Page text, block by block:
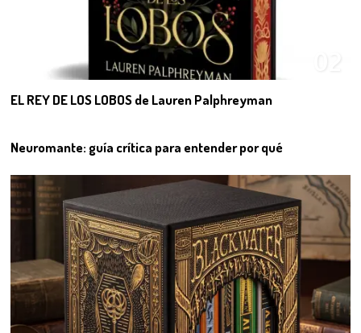
EL REY DE LOS LOBOS de Lauren Palphreyman
Neuromante: guía crítica para entender por qué